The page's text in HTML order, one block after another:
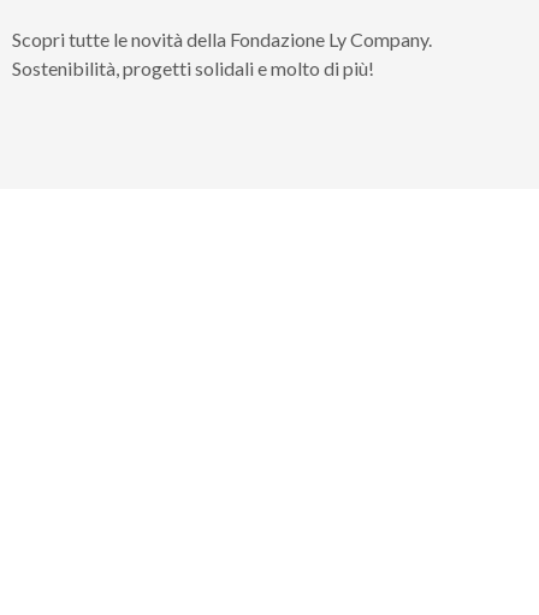
Scopri tutte le novità della Fondazione Ly Company.
Sostenibilità, progetti solidali e molto di più!